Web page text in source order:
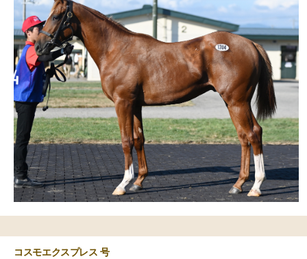
コスモエクスプレス 号